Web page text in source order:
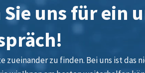
uns für ein
zueinander zu finden. Bei uns ist das